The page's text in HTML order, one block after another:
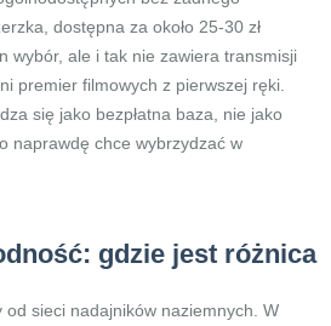
dostępna za około 25-30 zł
wybór, ale i tak nie zawiera transmisji
premier filmowych z pierwszej ręki.
się jako bezpłatna baza, nie jako
naprawdę chce wybrzydzać w
gdzie jest różnica
od sieci nadajników naziemnych. W